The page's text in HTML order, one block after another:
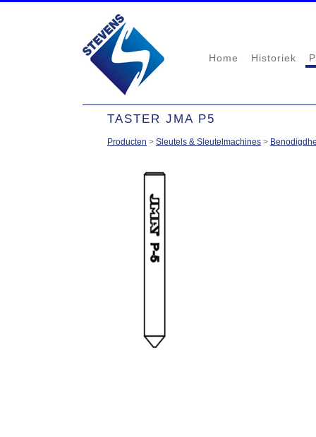
Home Historiek
TASTER JMA P5
Producten > Sleutels & Sleutelmachines >